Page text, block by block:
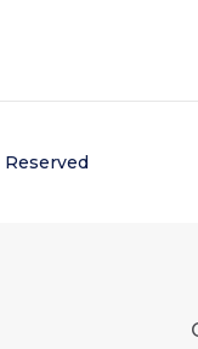
Reserved